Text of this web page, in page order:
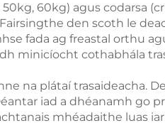
60kg) agus codarsa
den scoth le
fada ag freastal orthu
minicíocht cothabhála
na plátaí trasaideacha.
iad a dhéanamh go
mhéadaithe luas